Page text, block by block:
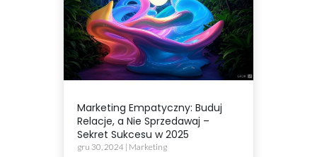
Marketing Empatyczny: Buduj
Relacje, a Nie Sprzedawaj –
Sekret Sukcesu w 2025
gru 30, 2024 | Marketing